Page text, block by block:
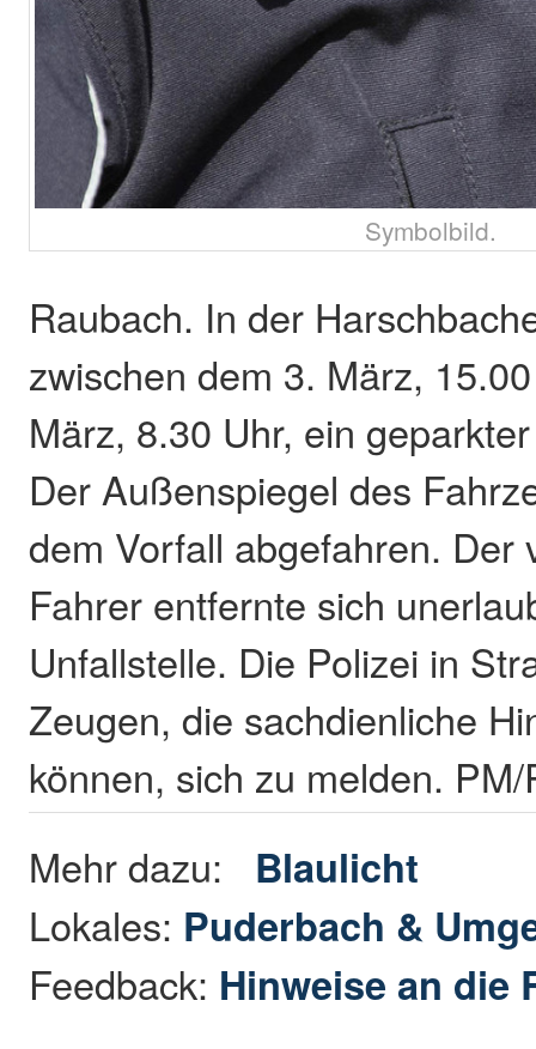
Symbolbild.
Raubach. In der
zwischen dem 3. März,
März, 8.30 Uhr, ein
Der Außenspiegel des
dem Vorfall abgefahren. Der
Fahrer entfernte sich
Unfallstelle. Die Polizei in
Zeugen, die sachdienliche
können, sich zu melden. PM/
Mehr dazu: Blaulicht
Lokales: Puderbach &
Feedback: Hinweise an die